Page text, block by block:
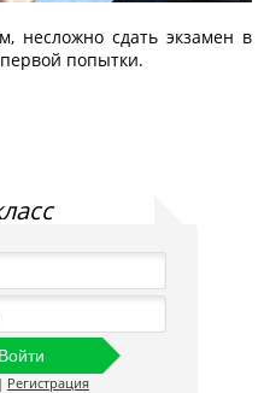
несложно сдать экзамен в
попытки.
| Регистрация